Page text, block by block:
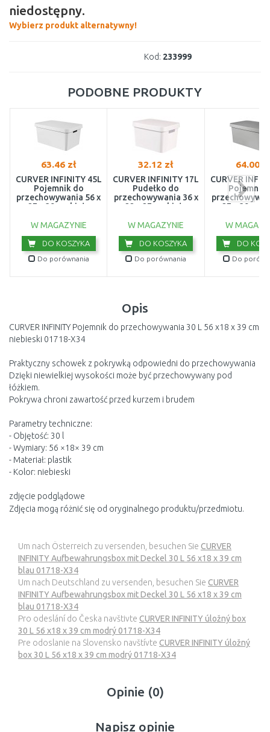
niedostępny.
Wybierz produkt alternatywny!
Kod: 233999
PODOBNE PRODUKTY
63.46 zł
CURVER INFINITY 45L
Pojemnik do
przechowywania 56 x
27 x 39 cm biały
W MAGAZYNIE
DO KOSZYKA
Do porównania
32.12 zł
CURVER INFINITY 17L
Pudełko do
przechowywania 36 x
22 x 27 cm białe
W MAGAZYNIE
DO KOSZYKA
Do porównania
64.00
CURVER
Pojemnik
27 x 39 cm
W
DO
Do
Opis
CURVER INFINITY Pojemnik do przechowywania 30 L 56 x18 x 39 cm
niebieski 01718-X34
Praktyczny schowek z pokrywką odpowiedni do przechowywania
Dzięki niewielkiej wysokości może być przechowywany pod
łóżkiem.
Pokrywa chroni zawartość przed kurzem i brudem
Parametry techniczne:
- Objętość: 30 l
- Wymiary: 56 ×18× 39 cm
- Materiał: plastik
- Kolor: niebieski
zdjęcie podglądowe
Zdjęcia mogą różnić się od oryginalnego produktu/przedmiotu.
Um nach Österreich zu versenden, besuchen Sie CURVER
INFINITY Aufbewahrungsbox mit Deckel 30 L 56 x18 x 39 cm
blau 01718-X34
Um nach Deutschland zu versenden, besuchen Sie CURVER
INFINITY Aufbewahrungsbox mit Deckel 30 L 56 x18 x 39 cm
blau 01718-X34
Pro odeslání do Česka navštivte CURVER INFINITY úložný box
30 L 56 x18 x 39 cm modrý 01718-X34
Pre odoslanie na Slovensko navštívte CURVER INFINITY úložný
box 30 L 56 x18 x 39 cm modrý 01718-X34
Opinie (0)
Napisz opinie